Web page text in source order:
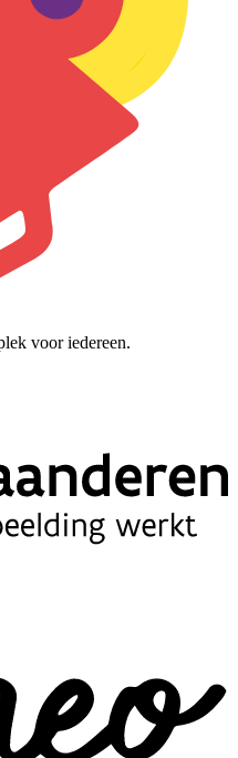
voor iedereen.